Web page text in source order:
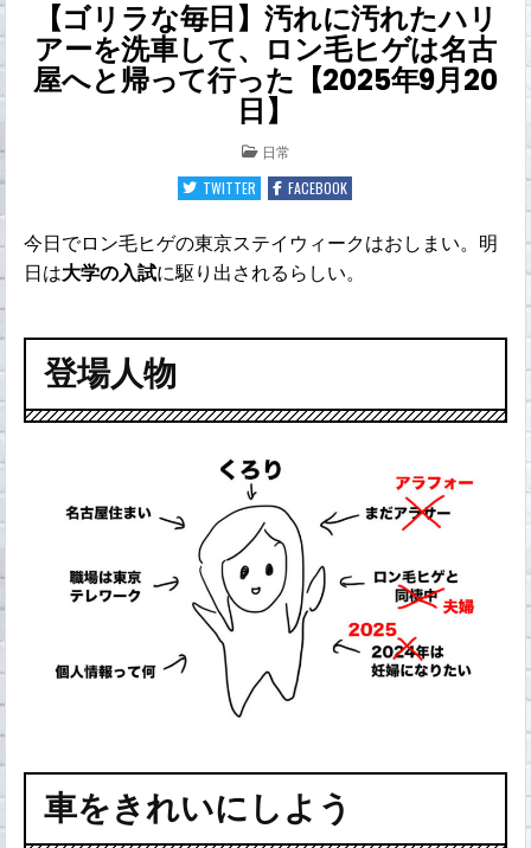
【ゴリラな毎日】汚れに汚れたハリ
アーを洗車して、ロン毛ヒゲは名古
屋へと帰って行った【2025年9月20
日】
POSTED
IN
日常
TWITTER
FACEBOOK
今日でロン毛ヒゲの東京ステイウィークはおしまい。明
日は大学の入試に駆り出されるらしい。
登場人物
車をきれいにしよう